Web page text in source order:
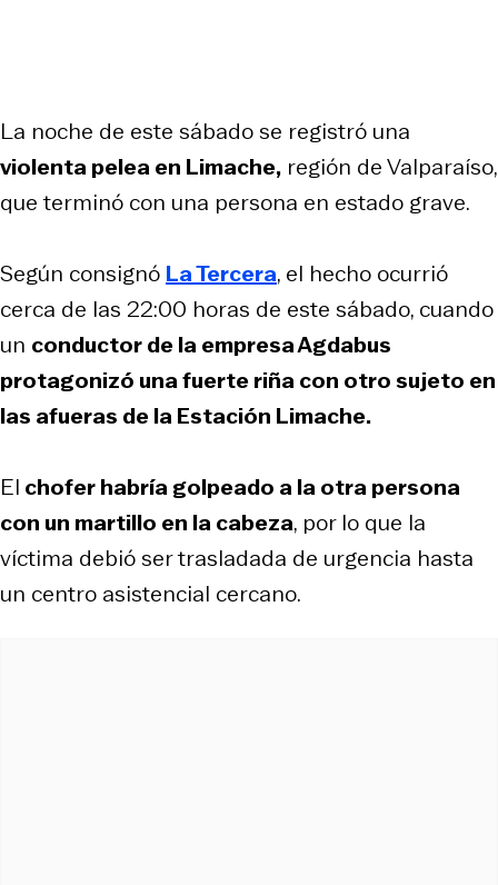
La noche de este sábado se registró una
violenta pelea en Limache, región de Valparaíso,
que terminó con una persona en estado grave.
Según consignó La Tercera, el hecho ocurrió
cerca de las 22:00 horas de este sábado, cuando
un conductor de la empresa Agdabus
protagonizó una fuerte riña con otro sujeto en
las afueras de la Estación Limache.
El chofer habría golpeado a la otra persona
con un martillo en la cabeza, por lo que la
víctima debió ser trasladada de urgencia hasta
un centro asistencial cercano.